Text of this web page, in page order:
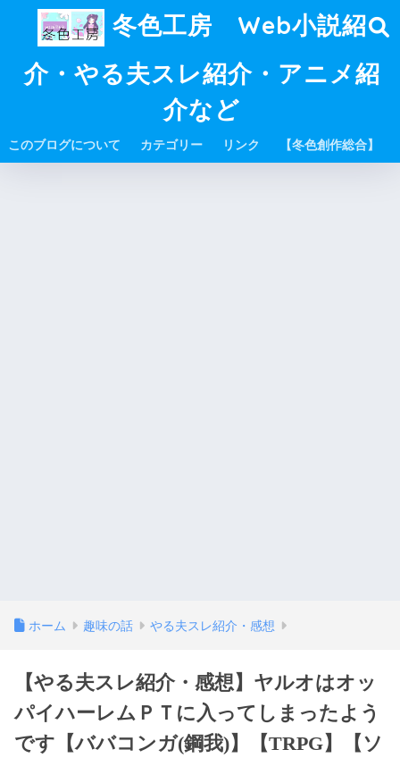
冬色工房 Web小説紹
介・やる夫スレ紹介・アニメ紹
介など
このブログについて カテゴリー リンク 【冬色創作総合】
ホーム 趣味の話 やる夫スレ紹介・感想
【やる夫スレ紹介・感想】ヤルオはオッ
パイハーレムＰＴに入ってしまったよう
です【ババコンガ(鋼我)】【TRPG】【ソ